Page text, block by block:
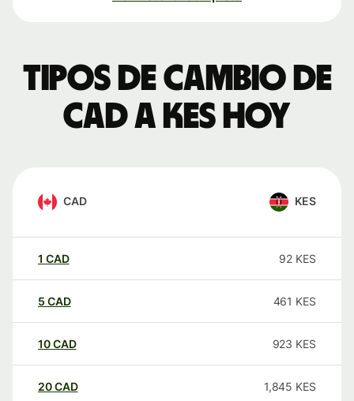
Tipos de cambio de
CAD a KES hoy
CAD KES
1 CAD 92 KES
5 CAD 461 KES
10CAD 923 KES
20CAD 1,845 KES